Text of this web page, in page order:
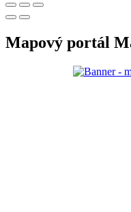
Mapový portál